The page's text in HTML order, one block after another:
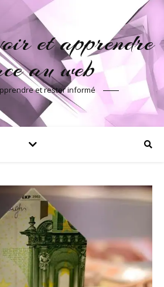
et apprendre
au web
et rester informé